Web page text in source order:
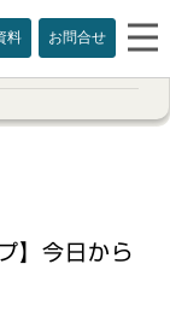
料 お問合せ
】今日から